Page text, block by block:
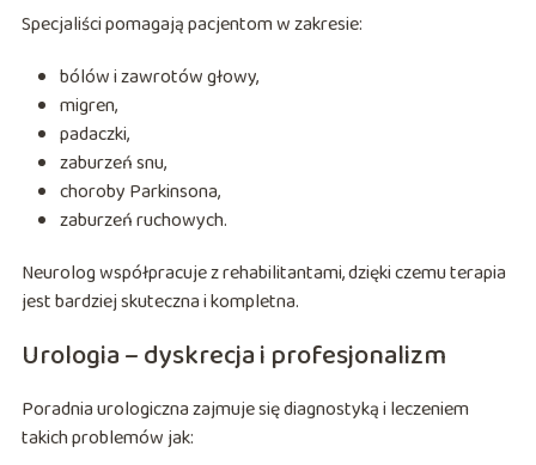
Specjaliści pomagają pacjentom w zakresie:
bólów i zawrotów głowy,
migren,
padaczki,
zaburzeń snu,
choroby Parkinsona,
zaburzeń ruchowych.
Neurolog współpracuje z rehabilitantami, dzięki czemu terapia
jest bardziej skuteczna i kompletna.
Urologia – dyskrecja i profesjonalizm
Poradnia urologiczna zajmuje się diagnostyką i leczeniem
takich problemów jak: